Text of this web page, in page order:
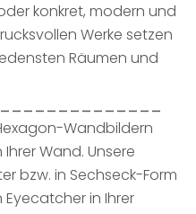
konkret, modern und
Werke setzen
Räumen und
Wandbildern
Wand. Unsere
bzw. in Sechseck-Form
in Ihrer